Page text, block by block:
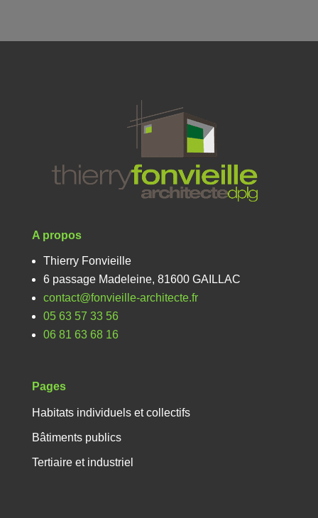
A propos
Thierry Fonvieille
6 passage Madeleine, 81600 GAILLAC
contact@fonvieille-architecte.fr
05 63 57 33 56
06 81 63 68 16
Pages
Habitats individuels et collectifs
Bâtiments publics
Tertiaire et industriel